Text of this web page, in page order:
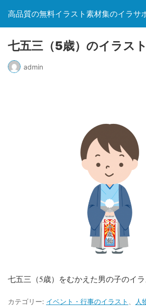
高品質の無料イラスト素材集のイラサ
七五三（5歳）のイラスト
admin
七五三（5歳）をむかえた男の子のイラ
カテゴリー: イベント・行事のイラスト 人